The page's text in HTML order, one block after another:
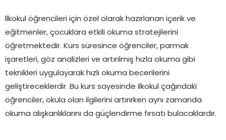
İlkokul öğrencileri için özel olarak hazırlanan içerik ve
eğitmenler, çocuklara etkili okuma stratejilerini
öğretmektedir. Kurs süresince öğrenciler, parmak
işaretleri, göz analizleri ve artırılmış hızla okuma gibi
teknikleri uygulayarak hızlı okuma becerilerini
geliştireceklerdir. Bu kurs sayesinde ilkokul çağındaki
öğrenciler, okula olan ilgilerini artırırken aynı zamanda
okuma alışkanlıklarını da güçlendirme fırsatı bulacaklardır.